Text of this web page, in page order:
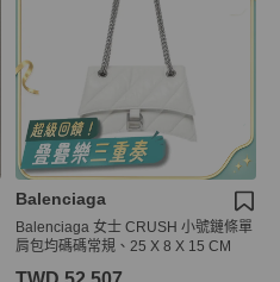
Balenciaga
Balenciaga 女士 CRUSH 小號鏈條單
肩包均碼碼常規、25 X 8 X 15 CM